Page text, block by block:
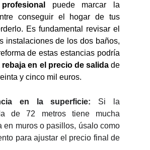
puede marcar la
conseguir el hogar de tus
Es fundamental revisar el
instalaciones de los dos baños,
de estas estancias podría
rebaja en el precio de salidade
y cinco mil euros.
en la superficie: Si la
de 72 metros tiene mucha
en muros o pasillos, úsalo como
para ajustar el precio final de